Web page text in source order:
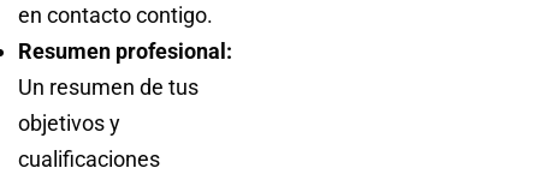
en contacto contigo.
Resumen profesional:
Un resumen de tus
objetivos y
cualificaciones